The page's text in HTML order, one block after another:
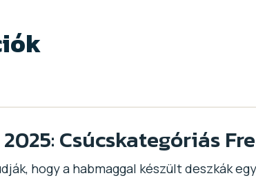
Csúcskategóriás
hogy a habmaggal készült deszkák